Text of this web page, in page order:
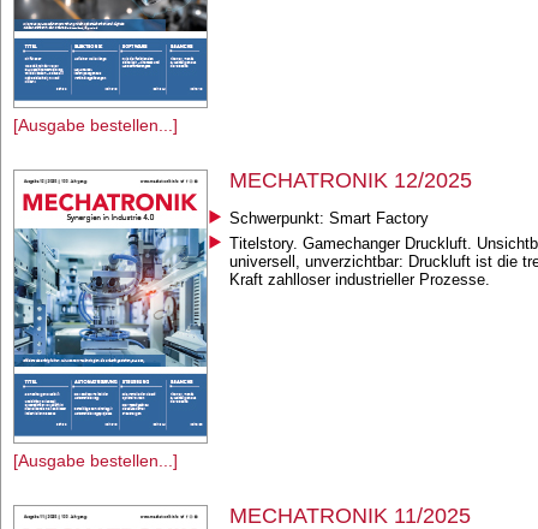
[Ausgabe bestellen...]
[Ausgabe bestellen...]
MECHATRONIK 12/2025
Schwerpunkt: Smart Factory
Titelstory. Gamechanger Druckluft.
universell, unverzichtbar: Druckluft ist die
Kraft zahlloser industrieller Prozesse.
MECHATRONIK 11/2025